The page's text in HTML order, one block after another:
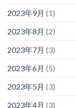
2023年9月 (1)
2023年8月 (2)
2023年7月 (3)
2023年6月 (5)
2023年5月 (3)
2023年4月 (3)